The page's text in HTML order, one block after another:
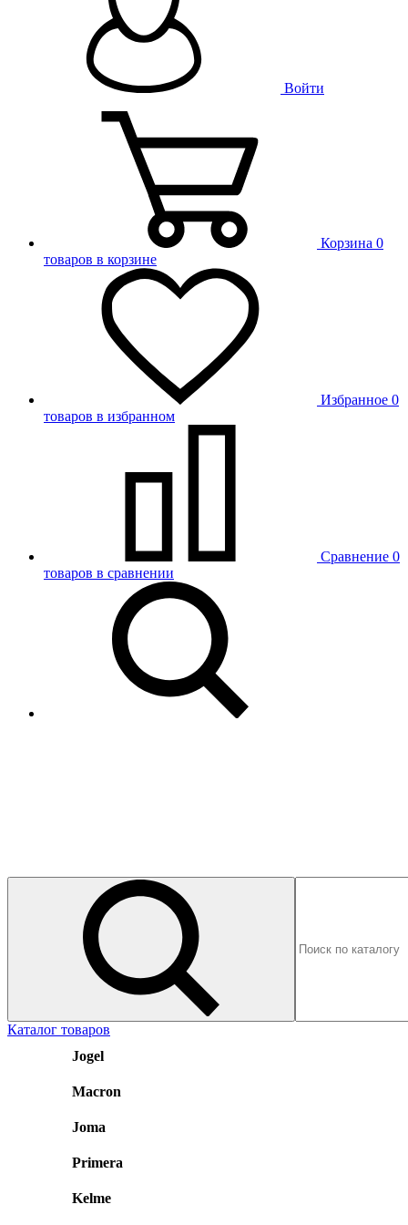
Войти
Корзина 0
товаров в корзине
Избранное 0
товаров в избранном
Сравнение 0
товаров в сравнении
Каталог товаров
Jogel
Macron
Joma
Primera
Kelme